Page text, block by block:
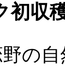
初収
の